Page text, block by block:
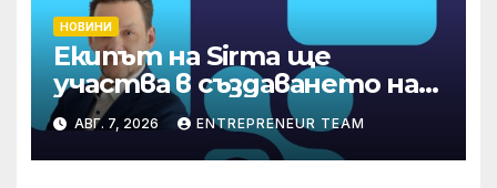
НОВИНИ
Екипът на Sirma ще
участва в създаването на
международните
стандарти за навлизане на
изкуствен интелект в
АВГ. 7, 2026 ENTREPRENEUR TEAM